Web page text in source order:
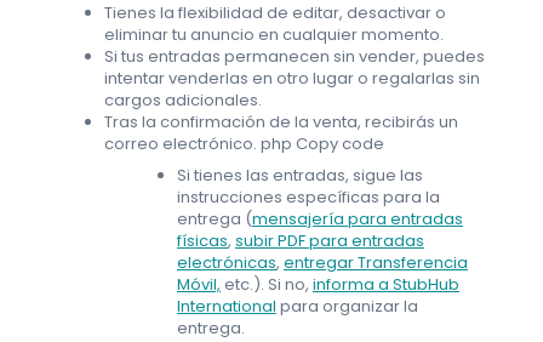
Tienes la flexibilidad de editar, desactivar o
eliminar tu anuncio en cualquier momento.
Si tus entradas permanecen sin vender, puedes
intentar venderlas en otro lugar o regalarlas sin
cargos adicionales.
Tras la confirmación de la venta, recibirás un
correo electrónico. php Copy code
Si tienes las entradas, sigue las
instrucciones específicas para la
entrega (mensajería para entradas
físicas, subir PDF para entradas
electrónicas, entregar Transferencia
Móvil, etc.). Si no, informa a StubHub
International para organizar la
entrega.